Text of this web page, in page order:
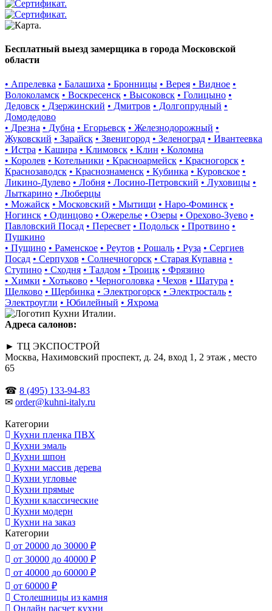
Бесплатный выезд замерщика в города Московской
области
• Апрелевка • Балашиха • Бронницы • Верея • Видное •
Волоколамск • Воскресенск • Высоковск • Голицыно •
Дедовск • Дзержинский • Дмитров • Долгопрудный •
Домодедово
• Дрезна • Дубна • Егорьевск • Железнодорожный •
Жуковский • Зарайск • Звенигород • Зеленоград • Ивантеевка
• Истра • Кашира • Климовск • Клин • Коломна
• Королев • Котельники • Красноармейск • Красногорск •
Краснозаводск • Краснознаменск • Кубинка • Куровское •
Ликино-Дулево • Лобня • Лосино-Петровский • Луховицы •
Лыткарино • Люберцы
• Можайск • Московский • Мытищи • Наро-Фоминск •
Ногинск • Одинцово • Ожерелье • Озеры • Орехово-Зуево •
Павловский Посад • Пересвет • Подольск • Протвино •
Пушкино
• Пущино • Раменское • Реутов • Рошаль • Руза • Сергиев
Посад • Серпухов • Солнечногорск • Старая Купавна •
Ступино • Сходня • Талдом • Троицк • Фрязино
• Химки • Хотьково • Черноголовка • Чехов • Шатура •
Щелково • Щербинка • Электрогорск • Электросталь •
Электроугли • Юбилейный • Яхрома
Адреса салонов:
► ТЦ ЭКСПОСТРОЙ
Москва, Нахимовский проспект, д. 24, вход 1, 2 этаж , место
65
☎ 8 (495) 133-94-83
✉ order@kuhni-italy.ru
Категории
Кухни пленка ПВХ
Кухни эмаль
Кухни шпон
Кухни массив дерева
Кухни угловые
Кухни прямые
Кухни классические
Кухни модерн
Кухни на заказ
Категории
от 20000 до 30000 ₽
от 30000 до 40000 ₽
от 40000 до 60000 ₽
от 60000 ₽
Столешницы из камня
Онлайн расчет кухни